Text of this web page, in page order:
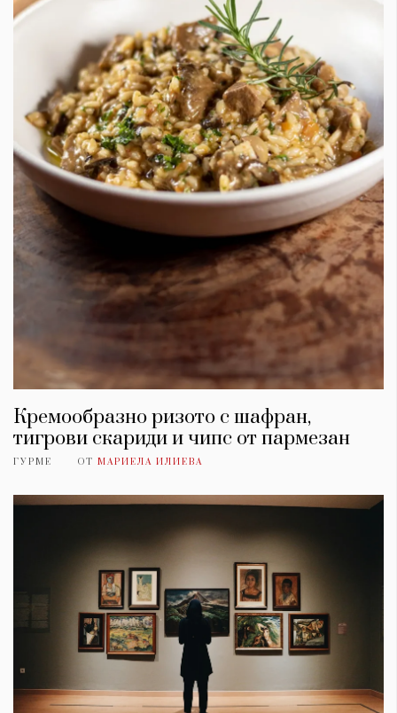
Кремообразно ризото с шафран,
тигрови скариди и чипс от пармезан
ГУРМЕ ОТ МАРИЕЛА ИЛИЕВА